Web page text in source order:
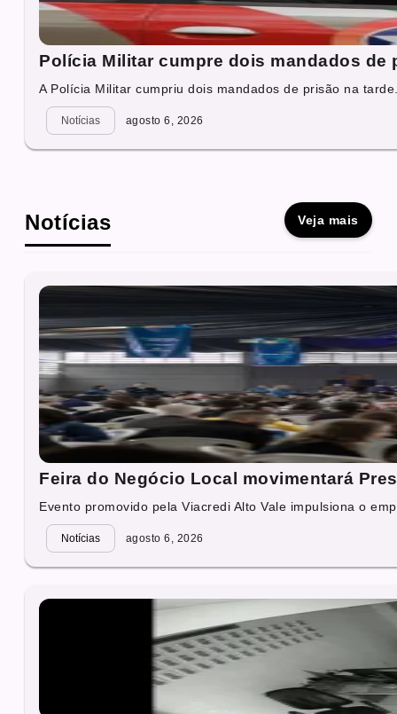
Polícia Militar cumpre dois mandados de
A Polícia Militar cumpriu dois mandados de prisão na
Notícias agosto 6, 2026
Notícias Veja mais
Feira do Negócio Local movimentará
Evento promovido pela Viacredi Alto Vale impulsiona o
Notícias agosto 6, 2026